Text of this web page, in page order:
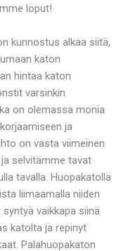
loput!
kunnostus alkaa siitä,
katon
hintaa katon
varsinkin
on olemassa monia
ja
on vasta viimeinen
selvitämme tavat
tavalla. Huopakatolla
liimaamalla niiden
syntyä vaikkapa siinä
katolta ja repinyt
Palahuopakaton